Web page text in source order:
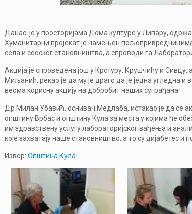
Данас је у просторијама Дома културе у Липару,
Хуманитарни пројекат је намењен
села и сеоског становништва, а спроводи га
Акција је спроведена још у Крстуру, Крушчићу и
Миљанић, рекао је да му је драго да је једна угледна
веома корисну акцију на добробит наших суграђана.
Др Милан Убавић, оснивач Медлаба, истакао је да се
општину Врбас и општину Кула за места у којима ће
им здравствену услугу лабораторијског вађења и
које захватају наше становништво, а то су дијабетес
Извор: Општина Кула